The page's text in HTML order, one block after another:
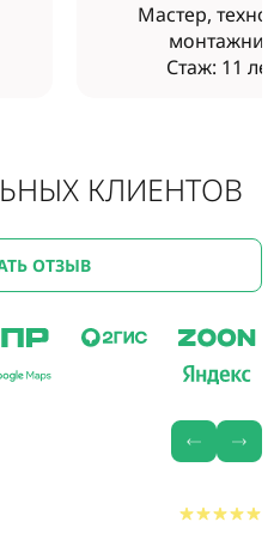
Мастер,
монтажник
Стаж: 11 лет
КЛИЕНТОВ
ОТЗЫВ